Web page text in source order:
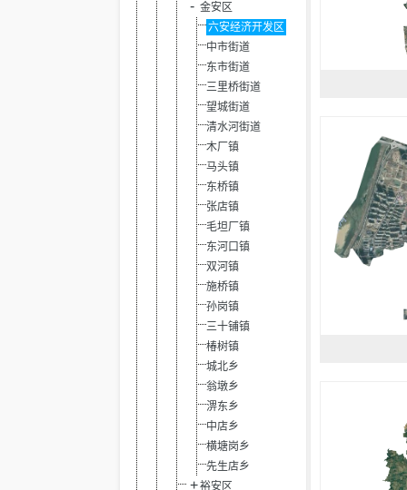
金安区
六安经济开发区
中市街道
东市街道
三里桥街道
望城街道
清水河街道
木厂镇
马头镇
东桥镇
张店镇
毛坦厂镇
东河口镇
双河镇
施桥镇
孙岗镇
三十铺镇
椿树镇
城北乡
翁墩乡
淠东乡
中店乡
横塘岗乡
先生店乡
裕安区